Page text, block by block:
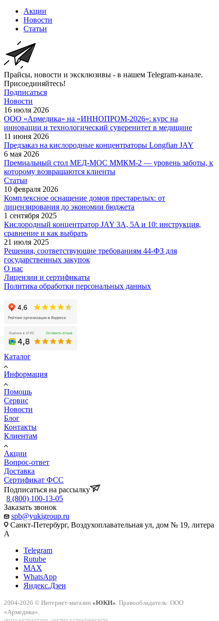
Акции
Новости
Статьи
Прайсы, новости и эксклюзивы - в нашем Telegram-канале.
Присоединяйтесь!
Подписаться
Новости
16 июля 2026
ООО «Армедика» на «ИННОПРОМ-2026»: курс на
инновации и технологический суверенитет в медицине
11 июня 2026
Предзаказ на кислородные концентраторы Longfian JAY
6 мая 2026
Премиальный стол МЕД-МОС ММКМ-2 — уровень заботы, к
которому возвращаются клиенты
Статьи
10 февраля 2026
Комплексное оснащение домов престарелых: от
лицензирования до экономии бюджета
1 сентября 2025
Кислородный концентратор JAY 3A, 5A и 10: инструкция,
сравнение и как выбрать
21 июля 2025
Решения, соответствующие требованиям 44-ФЗ для
государственных закупок
О нас
Лицензии и сертификаты
Политика обработки персональных данных
Каталог
Информация
Помощь
Сервис
Новости
Блог
Контакты
Клиентам
Акции
Вопрос-ответ
Доставка
Сертификат ФСС
Подписаться на рассылку
8 (800) 100-13-05
Заказать звонок
spb@yukigroup.ru
Санкт-Петербург, Воздухоплавательная ул, дом № 19, литера
А
Telegram
Rutube
MAX
WhatsApp
Яндекс.Дзен
2004-2026 © Интернет-магазин «ЮКИ» . Правообладатель: ООО
«Армедика».